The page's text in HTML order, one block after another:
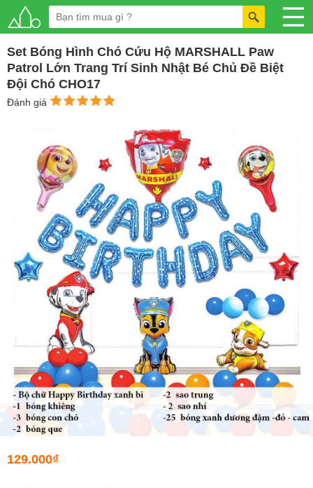
Set Bóng Hình Chó Cứu Hộ MARSHALL Paw
Patrol Lớn Trang Trí Sinh Nhật Bé Chủ Đề Biệt
Đội Chó CHO17
Đánh giá
129.000₫